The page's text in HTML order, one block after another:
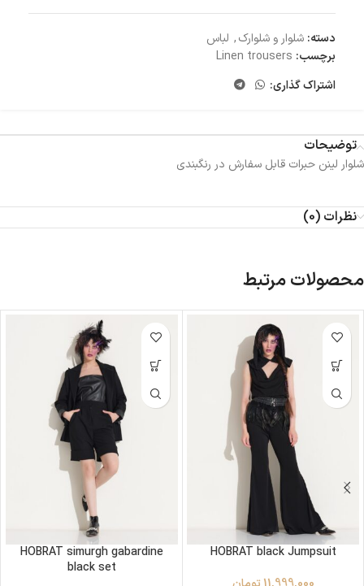
دسته: شلوار و شلوارک, لباس
برچسب: Linen trousers
اشتراک گذاری:
توضیحات
شلوار لینن حبرات قابل سفارش در رنگبندی
نظرات (0)
محصولات مرتبط
HOBRAT black Jumpsuit
HOBRAT simurgh gabardine
black set